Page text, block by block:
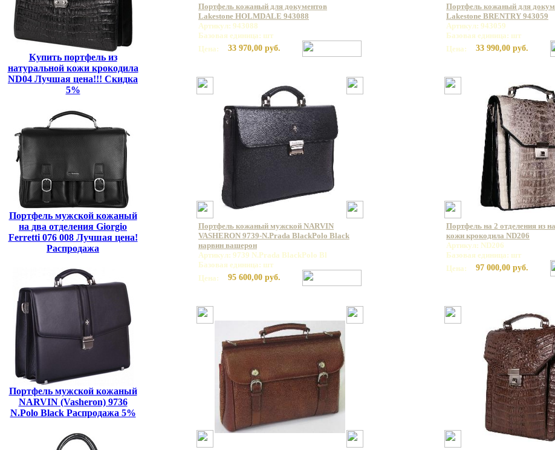
Купить портфель из
натуральной кожи крокодила
ND04 Лучшая цена!!! Скидка
5%
Портфель мужской кожаный
на два отделения Giorgio
Ferretti 076 008 Лучшая цена!
Распродажа
Портфель мужской кожаный
NARVIN (Vasheron) 9736
N.Polo Black Распродажа 5%
Портфель кожаный для документов
Lakestone HOLMDALE 943088
Артикул: 943088
Базовая единица: шт
Цена:
33 970,00 руб.
Портфель кожаный для
Lakestone BRENTRY 943059
Артикул: 943059
Базовая единица: шт
Цена:
33 990,00 руб.
Портфель кожаный мужской NARVIN
VASHERON 9739-N.Prada BlackPolo Black
нарвин вашерон
Артикул: 9739 N.Prada BlackPolo Bl
Базовая единица: шт
Цена:
95 600,00 руб.
Портфель на 2 отделения из
кожи крокодила ND206
Артикул: ND206
Базовая единица: шт
Цена:
97 000,00 руб.